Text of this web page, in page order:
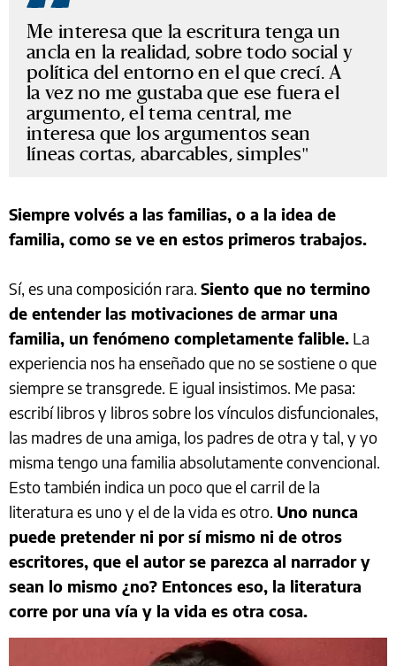
Me interesa que la escritura tenga un
ancla en la realidad, sobre todo social y
política del entorno en el que crecí. A
la vez no me gustaba que ese fuera el
argumento, el tema central, me
interesa que los argumentos sean
líneas cortas, abarcables, simples
Siempre volvés a las familias, o a la idea de
familia, como se ve en estos primeros trabajos.
Sí, es una composición rara. Siento que no termino
de entender las motivaciones de armar una
familia, un fenómeno completamente falible. La
experiencia nos ha enseñado que no se sostiene o que
siempre se transgrede. E igual insistimos. Me pasa:
escribí libros y libros sobre los vínculos disfuncionales,
las madres de una amiga, los padres de otra y tal, y yo
misma tengo una familia absolutamente convencional.
Esto también indica un poco que el carril de la
literatura es uno y el de la vida es otro. Uno nunca
puede pretender ni por sí mismo ni de otros
escritores, que el autor se parezca al narrador y
sean lo mismo ¿no? Entonces eso, la literatura
corre por una vía y la vida es otra cosa.